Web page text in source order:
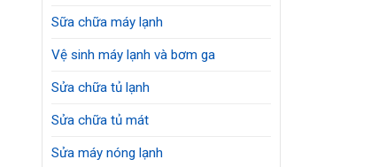
Sữa chữa máy lạnh
Vệ sinh máy lạnh và bơm ga
Sửa chữa tủ lạnh
Sửa chữa tủ mát
Sửa máy nóng lạnh